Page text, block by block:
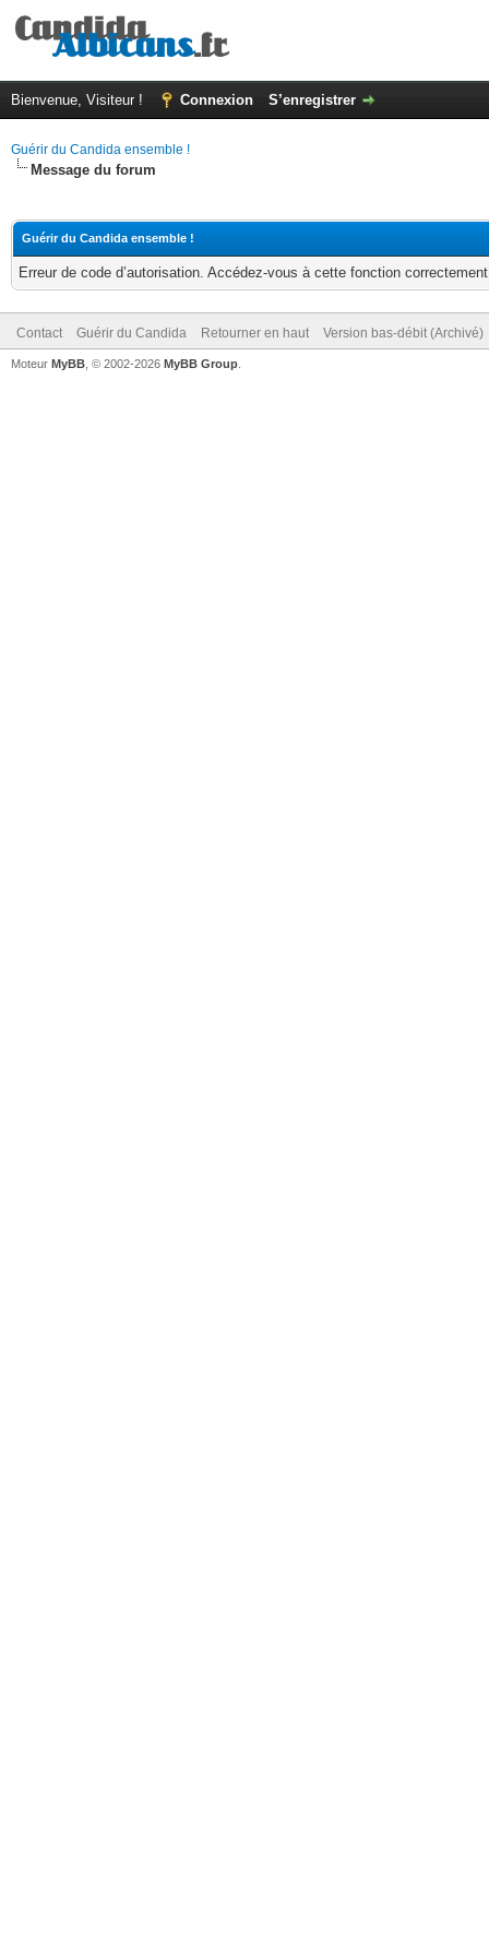
Bienvenue, Visiteur ! Connexion S’enregistrer
Guérir du Candida ensemble !
Message du forum
Guérir du Candida ensemble !
Erreur de code d’autorisation. Accédez-vous à cette fonction
Contact Guérir du Candida Retourner en haut Version bas-débit (Archivé)
Moteur MyBB , © 2002-2026 MyBB Group